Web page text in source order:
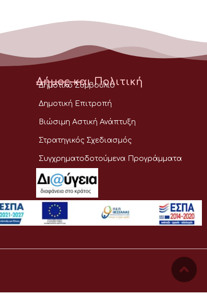
Δήμος και Πολιτική
Δημοτικό Συμβούλιο
Δημοτική Επιτροπή
Βιώσιμη Αστική Ανάπτυξη
Στρατηγικός Σχεδιασμός
Συγχρηματοδοτούμενα Προγράμματα